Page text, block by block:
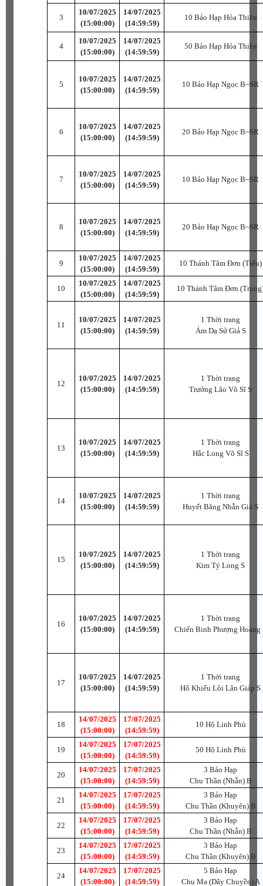
3
10/07/2025
(15:00:00)
14/07/2025
(14:59:59)
10 Bảo Hạp Hỏa Thiên
4
10/07/2025
(15:00:00)
14/07/2025
(14:59:59)
50 Bảo Hạp Hỏa Thiên
5
10/07/2025
(15:00:00)
14/07/2025
(14:59:59)
10 Bảo Hạp Ngọc B~SR
6
10/07/2025
(15:00:00)
14/07/2025
(14:59:59)
20 Bảo Hạp Ngọc B~SR
7
10/07/2025
(15:00:00)
14/07/2025
(14:59:59)
10 Bảo Hạp Ngọc B~SR
8
10/07/2025
(15:00:00)
14/07/2025
(14:59:59)
20 Bảo Hạp Ngọc B~SR
9
10/07/2025
(15:00:00)
14/07/2025
(14:59:59)
10 Thánh Tâm Đơn (Tiểu)
10
10/07/2025
(15:00:00)
14/07/2025
(14:59:59)
10 Thánh Tâm Đơn
11
10/07/2025
(15:00:00)
14/07/2025
(14:59:59)
1 Thời trang
Ám Dạ Sử Giả S
12
10/07/2025
(15:00:00)
14/07/2025
(14:59:59)
1 Thời trang
Trưởng Lão Võ Sĩ S
13
10/07/2025
(15:00:00)
14/07/2025
(14:59:59)
1 Thời trang
Hắc Long Võ Sĩ S
14
10/07/2025
(15:00:00)
14/07/2025
(14:59:59)
1 Thời trang
Huyết Băng Nhẫn Giả S
15
10/07/2025
(15:00:00)
14/07/2025
(14:59:59)
1 Thời trang
Kim Tý Long S
16
10/07/2025
(15:00:00)
14/07/2025
(14:59:59)
1 Thời trang
Chiến Binh Phượng Hoàng
17
10/07/2025
(15:00:00)
14/07/2025
(14:59:59)
1 Thời trang
Hổ Khiếu Lôi Lân Giáp S
18
14/07/2025
(15:00:00)
17/07/2025
(14:59:59)
10 Hộ Linh Phù
19
14/07/2025
(15:00:00)
17/07/2025
(14:59:59)
50 Hộ Linh Phù
20
14/07/2025
(15:00:00)
17/07/2025
(14:59:59)
3 Bảo Hạp
Chu Thần (Nhẫn) B
21
14/07/2025
(15:00:00)
17/07/2025
(14:59:59)
3 Bảo Hạp
Chu Thần (Khuyên) B
22
14/07/2025
(15:00:00)
17/07/2025
(14:59:59)
3 Bảo Hạp
Chu Thần (Nhẫn) B
23
14/07/2025
(15:00:00)
17/07/2025
(14:59:59)
3 Bảo Hạp
Chu Thần (Khuyên) B
24
14/07/2025
(15:00:00)
17/07/2025
(14:59:59)
5 Bảo Hạp
Chu Ma (Dây Chuyền) A